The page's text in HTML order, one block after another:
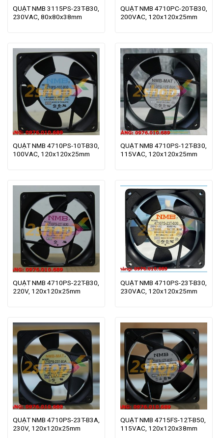
QUẠT NMB 3115PS-23T-B30,
230VAC, 80x80x38mm
QUẠT NMB 4710PC-20T-B30,
200VAC, 120x120x25mm
QUẠT NMB 4710PS-10T-B30,
100VAC, 120x120x25mm
QUẠT NMB 4710PS-12T-B30,
115VAC, 120x120x25mm
QUẠT NMB 4710PS-22T-B30,
220V, 120x120x25mm
QUẠT NMB 4710PS-23T-B30,
230VAC, 120x120x25mm
QUẠT NMB 4710PS-23T-B3A,
230V, 120x120x25mm
QUẠT NMB 4715FS-12T-B50,
115VAC, 120x120x38mm